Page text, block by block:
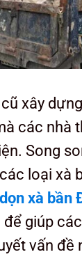
xây
các nhà
Song
loại xà
dọn xà bần
giúp
vấn đề